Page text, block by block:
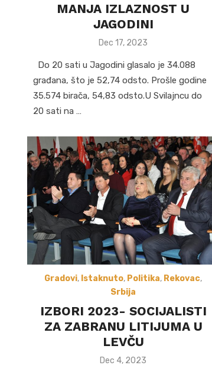
MANJA IZLAZNOST U
JAGODINI
Posted
Dec 17, 2023
Do 20 sati u Jagodini glasalo je 34.088
građana, što je 52,74 odsto. Prošle godine
35.574 birača, 54,83 odsto.U Svilajncu do
20 sati na …
Gradovi, Istaknuto, Politika, Rekovac,
Srbija
IZBORI 2023- SOCIJALISTI
ZA ZABRANU LITIJUMA U
LEVČU
Posted
Dec 4, 2023